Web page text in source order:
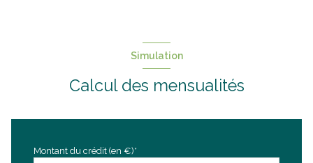
Simulation
Calcul des mensualités
Montant du crédit (en €)*